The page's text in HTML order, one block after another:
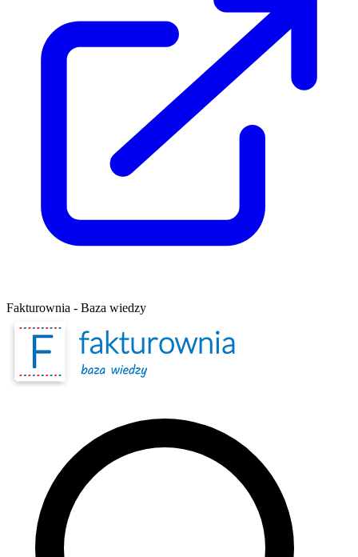
Fakturownia - Baza wiedzy